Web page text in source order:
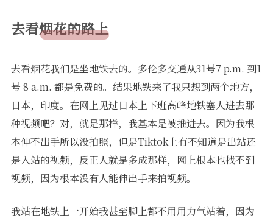
去看烟花的路上
去看烟花我们是坐地铁去的。多伦多交通从31号7 p.m. 到1
号 8 a.m. 都是免费的。结果地铁来了我只想到两个地方，
日本，印度。在网上见过日本上下班高峰地铁塞人进去那
种视频吧？对，就是那样，我基本是被推进去。因为我根
本伸不出手所以没拍照，但是Tiktok上有不知道是出站还
是入站的视频，反正人就是多成那样，网上根本也找不到
视频，因为根本没有人能伸出手来拍视频。
我站在地铁上一开始我甚至脚上都不用用力气站着，因为